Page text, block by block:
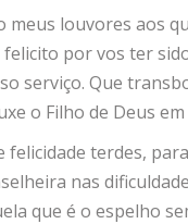
meus louvores aos
felicito por vos ter
serviço. Que
o Filho de Deus
felicidade terdes,
nas
que é o espelho